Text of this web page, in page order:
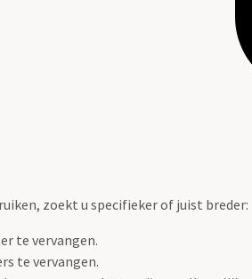
zoekt u specifieker of juist breder:
te vervangen.
te vervangen.